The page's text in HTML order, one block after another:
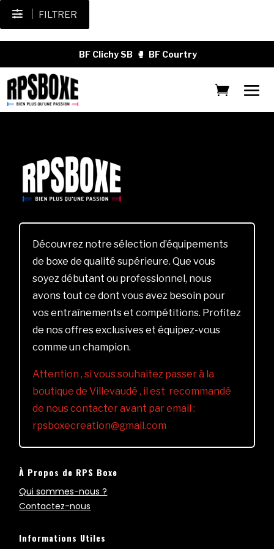
FILTRER
BF Clichy SB 🥊 BF Courtry
Découvrez notre sélection d’équipements
de boxe de qualité supérieure. Que vous
soyez débutant ou professionnel, nous
avons tout ce dont vous avez besoin pour
vos entraînements et compétitions. Profitez
de nos offres exclusives et équipez-vous
comme un champion.
Attention , si vous souhaitez passer à la
boutique de Villevaudé , il est recommandé
de nous contacter avant par email :
rpsboxecreation@gmail.com
À Propos de RPS Boxe
Qui sommes-nous ?
Contactez-nous
Informations Utiles